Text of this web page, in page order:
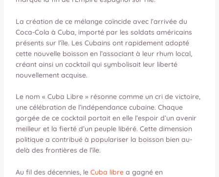
La création de ce mélange coïncide avec l’arrivée du
Coca-Cola à Cuba, importé par les soldats américains
présents sur l’île. Les Cubains ont rapidement adopté
cette nouvelle boisson en l’associant à leur rhum local,
créant ainsi un cocktail qui symbolisait leur liberté
nouvellement acquise.
Le nom « Cuba Libre » résonne comme un cri de victoire,
une célébration de l’indépendance cubaine. Chaque
gorgée de ce cocktail portait en elle l’espoir d’un avenir
meilleur et la fierté d’un peuple libéré. Cette dimension
politique a contribué à populariser la boisson bien au-
delà des frontières de l’île.
Au fil des décennies, le Cuba librea gagné en